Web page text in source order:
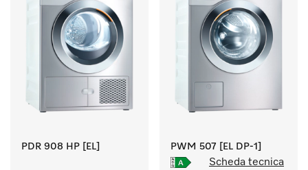
PDR 908 HP [EL] PWM 507 [EL DP-1]
Scheda tecnica